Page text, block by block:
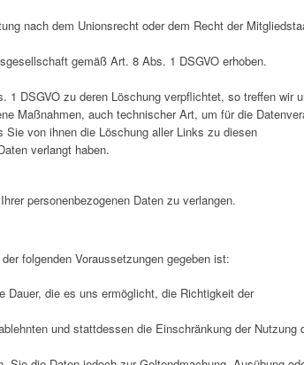
nach dem Unionsrecht oder dem Recht der
gemäß Art. 8 Abs. 1 DSGVO erhoben.
1 DSGVO zu deren Löschung verpflichtet, so treffen wir
Maßnahmen, auch technischer Art, um für die
Sie von ihnen die Löschung aller Links zu diesen
verlangt haben.
personenbezogenen Daten zu verlangen.
folgenden Voraussetzungen gegeben ist:
Dauer, die es uns ermöglicht, die Richtigkeit der
und stattdessen die Einschränkung der Nutzung